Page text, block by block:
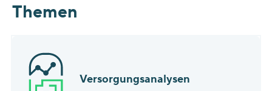
Themen
Versorgungsanalysen